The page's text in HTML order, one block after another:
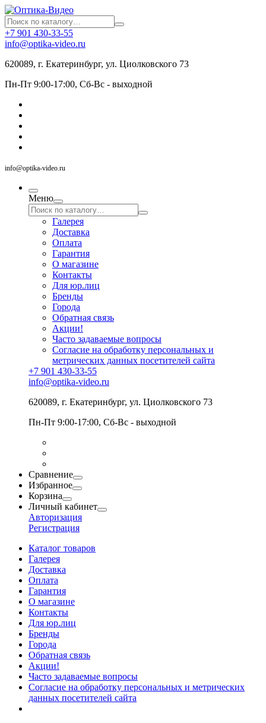
+7 901 430-33-55
info@optika-video.ru
620089, г. Екатеринбург, ул. Циолковского 73
Пн-Пт 9:00-17:00, Сб-Вс - выходной
info@optika-video.ru
Меню
Галерея
Доставка
Оплата
Гарантия
О магазине
Контакты
Для юр.лиц
Бренды
Города
Обратная связь
Акции!
Часто задаваемые вопросы
Согласие на обработку персональных и
метрических данных посетителей сайта
+7 901 430-33-55
info@optika-video.ru
620089, г. Екатеринбург, ул. Циолковского 73
Пн-Пт 9:00-17:00, Сб-Вс - выходной
Сравнение
Избранное
Корзина
Личный кабинет
Авторизация
Регистрация
Каталог товаров
Галерея
Доставка
Оплата
Гарантия
О магазине
Контакты
Для юр.лиц
Бренды
Города
Обратная связь
Акции!
Часто задаваемые вопросы
Согласие на обработку персональных и метрических
данных посетителей сайта